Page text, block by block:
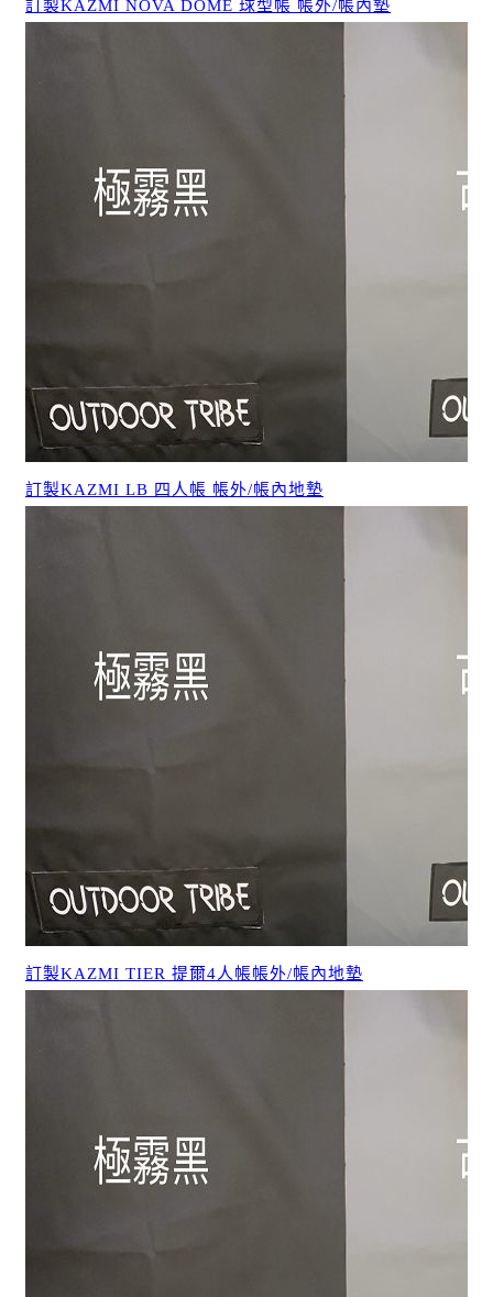
訂製KAZMI NOVA DOME 球型帳 帳外/帳內墊
訂製KAZMI LB 四人帳 帳外/帳內地墊
訂製KAZMI TIER 提爾4人帳帳外/帳內地墊